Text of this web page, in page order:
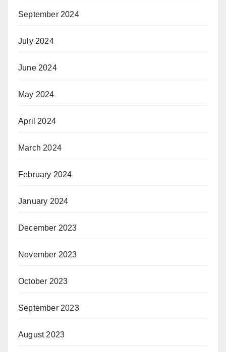
September 2024
July 2024
June 2024
May 2024
April 2024
March 2024
February 2024
January 2024
December 2023
November 2023
October 2023
September 2023
August 2023